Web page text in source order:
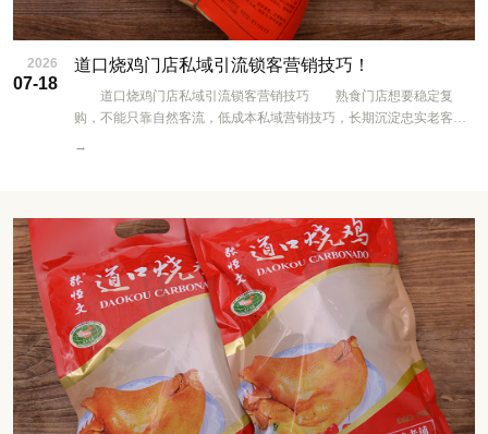
创收。
2026
07-18
道口烧鸡门店私域引流锁客营销技巧！
道口烧鸡门店私域引流锁客营销技巧 熟食门店想要稳定复
购，不能只靠自然客流，低成本私域营销技巧，长期沉淀忠实老客。
减券、节日礼盒优惠，每周设置福利秒杀，激活群内客户活跃
度。 线下搭配引流活动，开业前三天烧鸡特价尝鲜，老顾客推荐
新客到店消费，双方均可领取卤味赠品；针对上班族推出手撕鸡简
餐、卤货打包套餐，支持短距离送货。借助短视频同城引流，拍摄老
汤卤制、成品烧鸡实拍，标注门店地址，推送本地熟食需求人
群。 重视门店卫生与服务，操作区、展示柜保持干净整洁，手撕
分装、礼盒打包细致，用产品口感和贴心服务留住顾客。长期沉淀私
域客户，日常零售、节日团购都能主动触达，老客复购、转介绍持续
增长，形成稳定客源，不用长期投入高额广告成本。
→